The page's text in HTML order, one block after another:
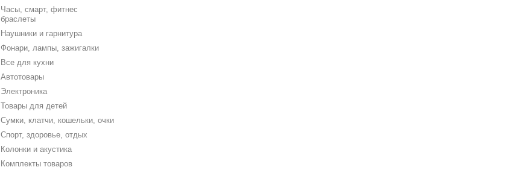
Часы, смарт, фитнес
браслеты
Наушники и гарнитура
Фонари, лампы, зажигалки
Все для кухни
Автотовары
Электроника
Товары для детей
Сумки, клатчи, кошельки, очки
Спорт, здоровье, отдых
Колонки и акустика
Комплекты товаров